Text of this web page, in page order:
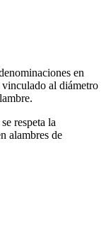
en
vinculado al diámetro
respeta la
alambres de